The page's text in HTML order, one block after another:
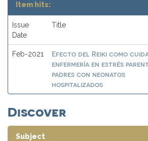
Item hits:
Issue
Date
Title
Feb-2021
Efecto del Reiki como
enfermería en estrés
padres con neonatos
hospitalizados
Discover
Subject